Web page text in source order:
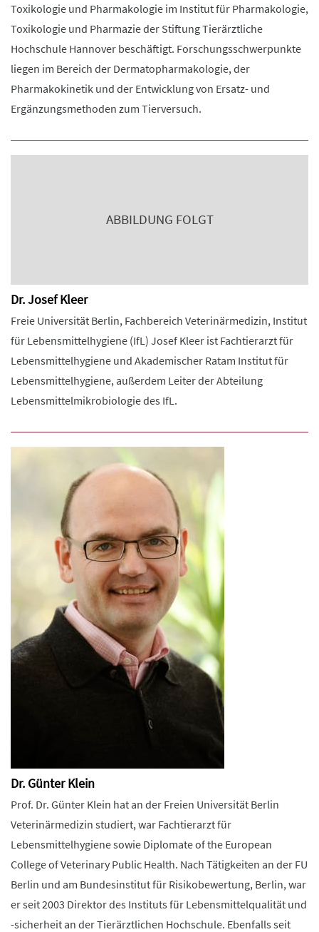
Toxikologie und Pharmakologie im Institut für Pharmakologie,
Toxikologie und Pharmazie der Stiftung Tierärztliche
Hochschule Hannover beschäftigt. Forschungsschwerpunkte
liegen im Bereich der Dermatopharmakologie, der
Pharmakokinetik und der Entwicklung von Ersatz- und
Ergänzungsmethoden zum Tierversuch.
ABBILDUNG FOLGT
Dr. Josef Kleer
Freie Universität Berlin, Fachbereich Veterinärmedizin, Institut
für Lebensmittelhygiene (IfL) Josef Kleer ist Fachtierarzt für
Lebensmittelhygiene und Akademischer Ratam Institut für
Lebensmittelhygiene, außerdem Leiter der Abteilung
Lebensmittelmikrobiologie des IfL.
Dr. Günter Klein
Prof. Dr. Günter Klein hat an der Freien Universität Berlin
Veterinärmedizin studiert, war Fachtierarzt für
Lebensmittelhygiene sowie Diplomate of the European
College of Veterinary Public Health. Nach Tätigkeiten an der FU
Berlin und am Bundesinstitut für Risikobewertung, Berlin, war
er seit 2003 Direktor des Instituts für Lebensmittelqualität und
-sicherheit an der Tierärztlichen Hochschule. Ebenfalls seit